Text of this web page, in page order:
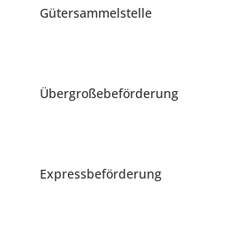
Gütersammelstelle
Übergroßebeförderung
Expressbeförderung